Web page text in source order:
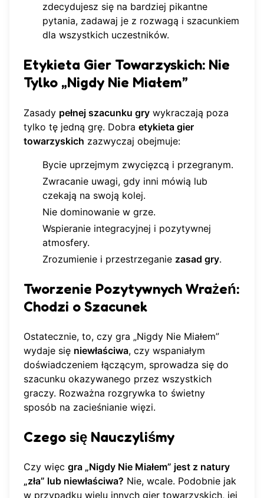
zdecydujesz się na bardziej pikantne
pytania, zadawaj je z rozwagą i szacunkiem
dla wszystkich uczestników.
Etykieta Gier Towarzyskich: Nie
Tylko „Nigdy Nie Miałem”
Zasady pełnej szacunku gry wykraczają poza
tylko tę jedną grę. Dobra etykieta gier
towarzyskich zazwyczaj obejmuje:
Bycie uprzejmym zwycięzcą i przegranym.
Zwracanie uwagi, gdy inni mówią lub
czekają na swoją kolej.
Nie dominowanie w grze.
Wspieranie integracyjnej i pozytywnej
atmosfery.
Zrozumienie i przestrzeganie zasad gry.
Tworzenie Pozytywnych Wrażeń:
Chodzi o Szacunek
Ostatecznie, to, czy gra „Nigdy Nie Miałem”
wydaje się niewłaściwa, czy wspaniałym
doświadczeniem łączącym, sprowadza się do
szacunku okazywanego przez wszystkich
graczy. Rozważna rozgrywka to świetny
sposób na zacieśnianie więzi.
Czego się Nauczyliśmy
Czy więc gra „Nigdy Nie Miałem” jest z natury
„zła” lub niewłaściwa? Nie, wcale. Podobnie jak
w przypadku wielu innych gier towarzyskich, jej